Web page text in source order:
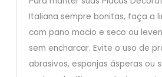
Italiana sempre bonitas, faça a
com pano macio e seco ou
sem encharcar. Evite o uso de
abrasivos, esponjas ásperas ou